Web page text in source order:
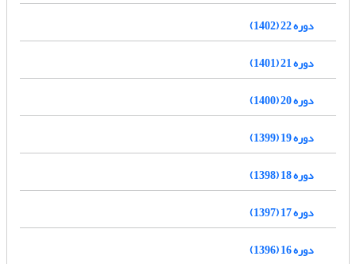
دوره 22 (1402)
دوره 21 (1401)
دوره 20 (1400)
دوره 19 (1399)
دوره 18 (1398)
دوره 17 (1397)
دوره 16 (1396)